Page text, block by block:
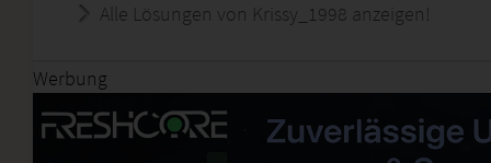
Alle Lösungen von Krissy_1998 anzeigen!
Werbung